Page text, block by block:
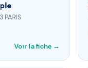
PARIS
Voir la fiche →